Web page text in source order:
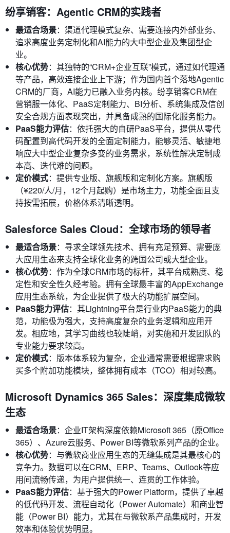
纷享销客：Agentic CRM的实践者
最适合场景：渠道代理模式复杂、需要连接内外部业务、
追求高度业务定制化和AI能力的大中型企业及集团型企
业。
核心优势：其独特的“CRM+企业互联”模式，通过如代理通
等产品，高效连接企业上下游；作为国内首个落地Agentic
CRM的厂商，AI能力已融入业务内核。纷享销客CRM在
营销服一体化、PaaS定制能力、BI分析、系统集成及信创
安全合规方面表现突出，并具备成熟的国际化服务能力。
PaaS能力评估：依托强大的自研PaaS平台，提供从零代
码配置到高代码开发的全面定制能力，能够灵活、敏捷地
响应大中型企业复杂多变的业务需求，系统性解决定制成
本高、迭代难的问题。
定价模式：提供专业版、旗舰版和定制化方案。旗舰版
（¥220/人/月，12个月起购）是市场主力，功能全面且支
持按需拓展，价格体系清晰透明。
Salesforce Sales Cloud：全球市场的领导者
最适合场景：寻求全球领先技术、拥有充足预算、需要庞
大应用生态来支持全球化业务的跨国公司或大型企业。
核心优势：作为全球CRM市场的标杆，其平台成熟度、稳
定性和安全性久经考验。拥有全球最丰富的AppExchange
应用生态系统，为企业提供了极大的功能扩展空间。
PaaS能力评估：其Lightning平台是行业内PaaS能力的典
范，功能极为强大，支持高度复杂的业务逻辑和应用开
发。相应地，其学习曲线也较陡峭，对实施和开发团队的
专业能力要求较高。
定价模式：版本体系较为复杂，企业通常需要根据需求购
买多个附加功能模块，整体拥有成本（TCO）相对较高。
Microsoft Dynamics 365 Sales：深度集成微软
生态
最适合场景：企业IT架构深度依赖Microsoft 365（原Office
365）、Azure云服务、Power BI等微软系列产品的企业。
核心优势：与微软商业应用生态的无缝集成是其最核心的
竞争力。数据可以在CRM、ERP、Teams、Outlook等应
用间流畅传递，为用户提供统一、连贯的工作体验。
PaaS能力评估：基于强大的Power Platform，提供了卓越
的低代码开发、流程自动化（Power Automate）和商业智
能（Power BI）能力，尤其在与微软系产品集成时，开发
效率和体验优势明显。